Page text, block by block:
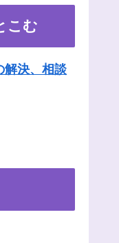
こむ
解決、相談